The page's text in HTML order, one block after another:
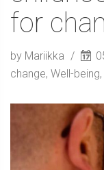
for
by Mariikka
change, Well-being,